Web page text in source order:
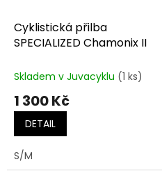
Cyklistická přilba
SPECIALIZED Chamonix II
Skladem v Juvacyklu (1 ks)
1 300 Kč
DETAIL
S/M